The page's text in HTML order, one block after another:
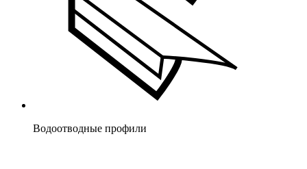
Водоотводные профили